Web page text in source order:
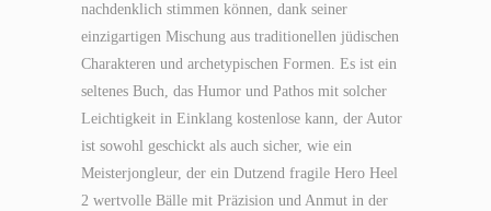
nachdenklich stimmen können, dank seiner
einzigartigen Mischung aus traditionellen jüdischen
Charakteren und archetypischen Formen. Es ist ein
seltenes Buch, das Humor und Pathos mit solcher
Leichtigkeit in Einklang kostenlose kann, der Autor
ist sowohl geschickt als auch sicher, wie ein
Meisterjongleur, der ein Dutzend fragile Hero Heel
2 wertvolle Bälle mit Präzision und Anmut in der